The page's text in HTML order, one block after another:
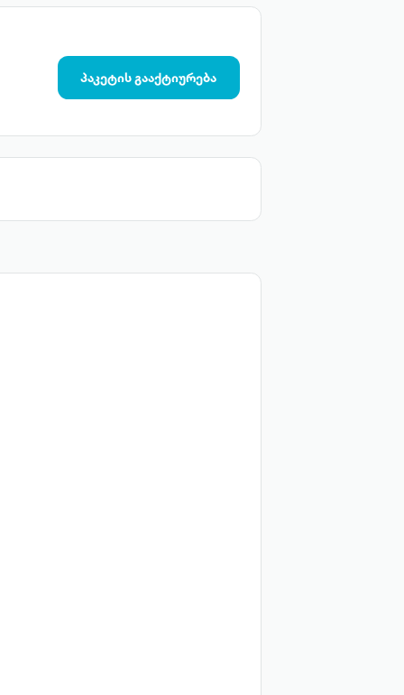
პაკეტის გააქტიურება